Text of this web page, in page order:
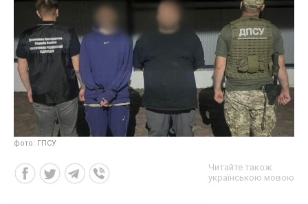
фото: ГПСУ
Читайте також
українською мовою